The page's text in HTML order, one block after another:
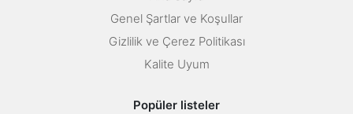
Genel Şartlar ve Koşullar
Gizlilik ve Çerez Politikası
Kalite Uyum
Popüler listeler